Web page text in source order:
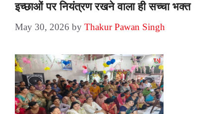
इच्छाओं पर नियंत्रण रखने वाला ही सच्चा भक्त
May 30, 2026 by Thakur Pawan Singh